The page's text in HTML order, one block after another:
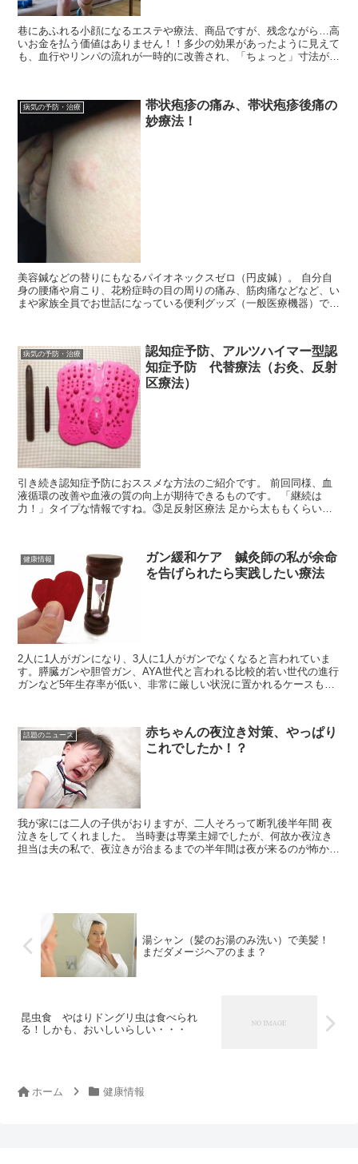
巷にあふれる小顔になるエステや療法、商品ですが、残念ながら…高
いお金を払う価値はありません！！多少の効果があったように見えて
も、血行やリンパの流れが一時的に改善され、「ちょっと」寸法が変
病気の予防・治療
帯状疱疹の痛み、帯状疱疹後痛の
妙療法！
美容鍼などの替りにもなるパイオネックスゼロ（円皮鍼）。 自分自
身の腰痛や肩こり、花粉症時の目の周りの痛み、筋肉痛などなど、い
まや家族全員でお世話になっている便利グッズ（一般医療機器）で
病気の予防・治療
認知症予防、アルツハイマー型認
知症予防 代替療法（お灸、反射
区療法）
引き続き認知症予防におススメな方法のご紹介です。 前回同様、血
液循環の改善や血液の質の向上が期待できるものです。 「継続は
力！」タイプな情報ですね。③足反射区療法 足から太ももくらいま
健康情報
ガン緩和ケア 鍼灸師の私が余命
を告げられたら実践したい療法
2人に1人がガンになり、3人に1人がガンでなくなると言われていま
す。膵臓ガンや胆管ガン、AYA世代と言われる比較的若い世代の進行
ガンなど5年生存率が低い、非常に厳しい状況に置かれるケースも人
話題のニュース
赤ちゃんの夜泣き対策、やっぱり
これでしたか！？
我が家には二人の子供がおりますが、二人そろって断乳後半年間 夜
泣きをしてくれました。 当時妻は専業主婦でしたが、何故か夜泣き
担当は夫の私で、夜泣きが治まるまでの半年間は夜が来るのが怖かっ
湯シャン（髪のお湯のみ洗い）で美髪！
まだダメージヘアのまま？
昆虫食 やはりドングリ虫は食べられ
る！しかも、おいしいらしい・・・
ホーム 健康情報